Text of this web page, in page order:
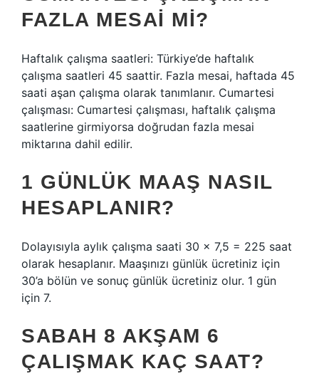
FAZLA MESAI MI?
Haftalık çalışma saatleri: Türkiye’de haftalık
çalışma saatleri 45 saattir. Fazla mesai, haftada 45
saati aşan çalışma olarak tanımlanır. Cumartesi
çalışması: Cumartesi çalışması, haftalık çalışma
saatlerine girmiyorsa doğrudan fazla mesai
miktarına dahil edilir.
1 GÜNLÜK MAAŞ NASIL
HESAPLANIR?
Dolayısıyla aylık çalışma saati 30 x 7,5 = 225 saat
olarak hesaplanır. Maaşınızı günlük ücretiniz için
30’a bölün ve sonuç günlük ücretiniz olur. 1 gün
için 7.
SABAH 8 AKŞAM 6
ÇALIŞMAK KAÇ SAAT?